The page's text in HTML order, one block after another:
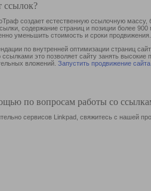
ссылок?
создает естественную ссылочную
содержание страниц и позиции более
уменьшить стоимость и сроки продвижения.
по внутренней оптимизации страниц
это позволяет сайту занять
вложений. Запустить продвижение сайта
по вопросам работы со
сервисов Linkpad, свяжитесь с нашей